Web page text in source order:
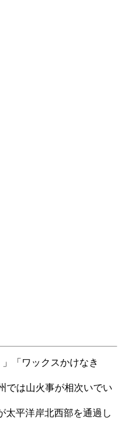
「ワックスかけなき
では山火事が相次いでい
太平洋岸北西部を通過し